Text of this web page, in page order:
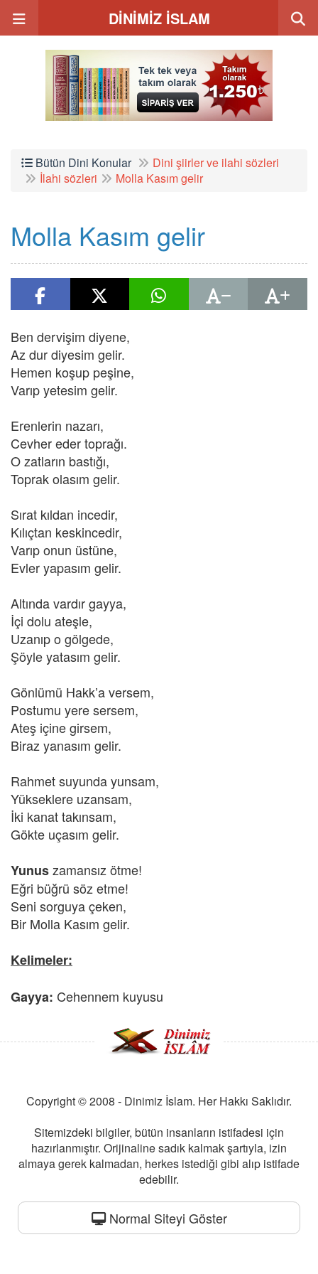
DİNİMİZ İSLAM
Bütün Dini Konular
Dini şiirler ve ilahi sözleri
İlahi sözleri
Molla Kasım gelir
Molla Kasım gelir
Ben dervişim diyene,
Az dur diyesim gelir.
Hemen koşup peşine,
Varıp yetesim gelir.
Erenlerin nazarı,
Cevher eder toprağı.
O zatların bastığı,
Toprak olasım gelir.
Sırat kıldan incedir,
Kılıçtan keskincedir,
Varıp onun üstüne,
Evler yapasım gelir.
Altında vardır gayya,
İçi dolu ateşle,
Uzanıp o gölgede,
Şöyle yatasım gelir.
Gönlümü Hakk’a versem,
Postumu yere sersem,
Ateş içine girsem,
Biraz yanasım gelir.
Rahmet suyunda yunsam,
Yükseklere uzansam,
İki kanat takınsam,
Gökte uçasım gelir.
Yunuszamansız ötme!
Eğri büğrü söz etme!
Seni sorguya çeken,
Bir Molla Kasım gelir.
Kelimeler:
Gayya: Cehennem kuyusu
Copyright © 2008 - Dinimiz İslam. Her Hakkı Saklıdır.
Sitemizdeki bilgiler, bütün insanların istifadesi için
hazırlanmıştır. Orijinaline sadık kalmak şartıyla, izin
almaya gerek kalmadan, herkes istediği gibi alıp istifade
edebilir.
Normal Siteyi Göster